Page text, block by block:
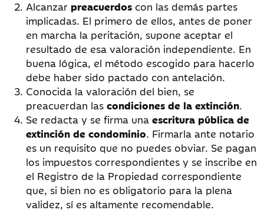
Alcanzar preacuerdos con las demás partes
implicadas. El primero de ellos, antes de poner
en marcha la peritación, supone aceptar el
resultado de esa valoración independiente. En
buena lógica, el método escogido para hacerlo
debe haber sido pactado con antelación.
Conocida la valoración del bien, se
preacuerdan las condiciones de la extinción.
Se redacta y se firma una escritura pública de
extinción de condominio. Firmarla ante notario
es un requisito que no puedes obviar. Se pagan
los impuestos correspondientes y se inscribe en
el Registro de la Propiedad correspondiente
que, si bien no es obligatorio para la plena
validez, sí es altamente recomendable.